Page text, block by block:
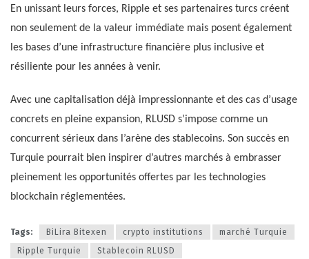
En unissant leurs forces, Ripple et ses partenaires turcs créent
non seulement de la valeur immédiate mais posent également
les bases d’une infrastructure financière plus inclusive et
résiliente pour les années à venir.
Avec une capitalisation déjà impressionnante et des cas d’usage
concrets en pleine expansion, RLUSD s’impose comme un
concurrent sérieux dans l’arène des stablecoins. Son succès en
Turquie pourrait bien inspirer d’autres marchés à embrasser
pleinement les opportunités offertes par les technologies
blockchain réglementées.
Tags: BiLira Bitexen crypto institutions
marché Turquie
Ripple Turquie
Stablecoin RLUSD